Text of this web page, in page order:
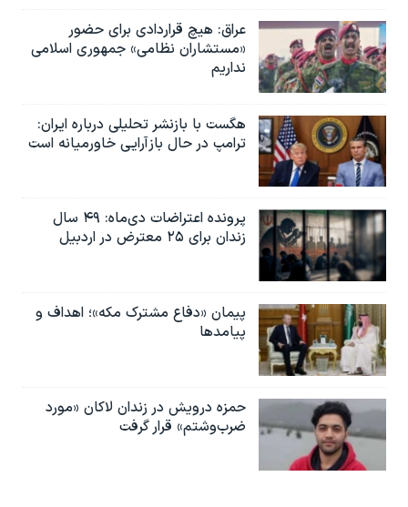
عراق: هیچ قراردادی برای حضور
«مستشاران نظامی» جمهوری اسلامی
نداریم
هگست با بازنشر تحلیلی درباره ایران:
ترامپ در حال بازآرایی خاورمیانه است
پرونده اعتراضات دی‌ماه: ۴۹ سال
زندان برای ۲۵ معترض در اردبیل
پیمان «دفاع مشترک مکه»؛ اهداف و
پیامدها
حمزه درویش در زندان لاکان «مورد
ضرب‌وشتم» قرار گرفت